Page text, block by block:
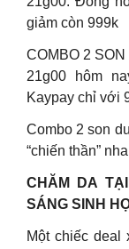
giảm còn 999k
COMBO 2
21g00 hôm
Kaypay chỉ với
Combo 2 son
“chiến thần”
CHĂM DA
SÁNG SINH
Một chiếc deal